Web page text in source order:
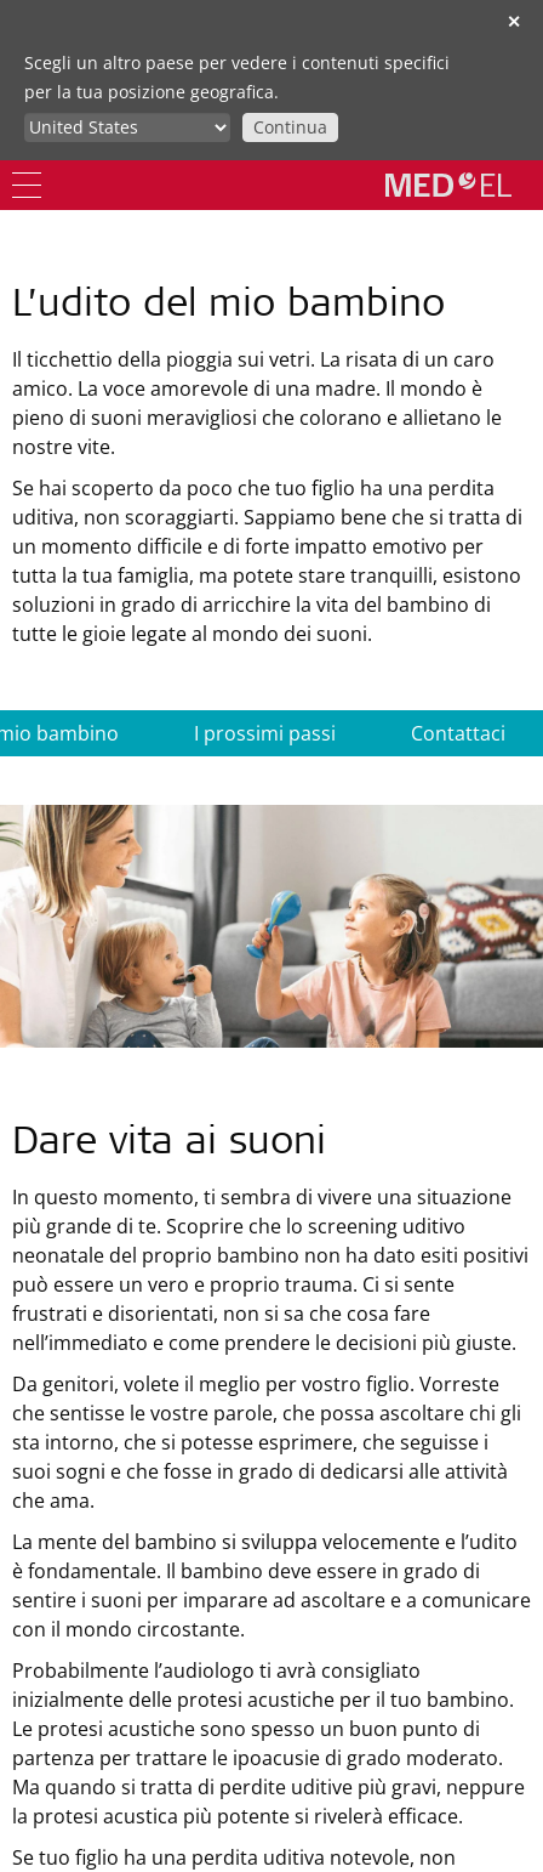
✕
Scegli un altro paese per vedere i contenuti specifici
per la tua posizione geografica.
Continua
L’udito del mio bambino
Il ticchettio della pioggia sui vetri. La risata di un caro
amico. La voce amorevole di una madre. Il mondo è
pieno di suoni meravigliosi che colorano e allietano le
nostre vite.
Se hai scoperto da poco che tuo figlio ha una perdita
uditiva, non scoraggiarti. Sappiamo bene che si tratta di
un momento difficile e di forte impatto emotivo per
tutta la tua famiglia, ma potete stare tranquilli, esistono
soluzioni in grado di arricchire la vita del bambino di
tutte le gioie legate al mondo dei suoni.
bambino I prossimi passi Contattaci
Dare vita ai suoni
In questo momento, ti sembra di vivere una situazione
più grande di te. Scoprire che lo screening uditivo
neonatale del proprio bambino non ha dato esiti positivi
può essere un vero e proprio trauma. Ci si sente
frustrati e disorientati, non si sa che cosa fare
nell’immediato e come prendere le decisioni più giuste.
Da genitori, volete il meglio per vostro figlio. Vorreste
che sentisse le vostre parole, che possa ascoltare chi gli
sta intorno, che si potesse esprimere, che seguisse i
suoi sogni e che fosse in grado di dedicarsi alle attività
che ama.
La mente del bambino si sviluppa velocemente e l’udito
è fondamentale. Il bambino deve essere in grado di
sentire i suoni per imparare ad ascoltare e a comunicare
con il mondo circostante.
Probabilmente l’audiologo ti avrà consigliato
inizialmente delle protesi acustiche per il tuo bambino.
Le protesi acustiche sono spesso un buon punto di
partenza per trattare le ipoacusie di grado moderato.
Ma quando si tratta di perdite uditive più gravi, neppure
la protesi acustica più potente si rivelerà efficace.
Se tuo figlio ha una perdita uditiva notevole, non